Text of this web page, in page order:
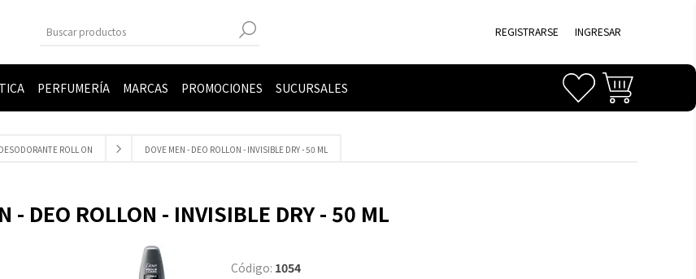
REGISTRARSE INGRESAR
PERFUMERÍA MARCAS PROMOCIONES SUCURSALES
DESODORANTE ROLL ON DOVE MEN - DEO ROLLON - INVISIBLE DRY - 50 ML
- DEO ROLLON - INVISIBLE DRY - 50 ML
Código: 1054